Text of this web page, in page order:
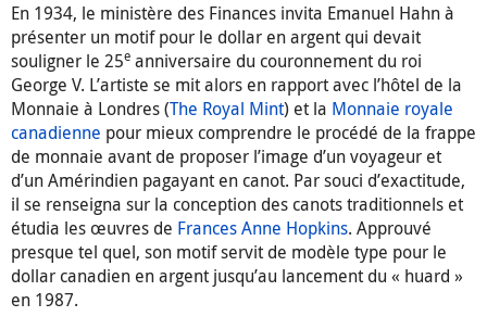
En 1934, le ministère des Finances invita Emanuel Hahn à
présenter un motif pour le dollar en argent qui devait
souligner le 25e anniversaire du couronnement du roi
George V. L’artiste se mit alors en rapport avec l’hôtel de la
Monnaie à Londres (The Royal Mint) et la Monnaie royale
canadienne pour mieux comprendre le procédé de la frappe
de monnaie avant de proposer l’image d’un voyageur et
d’un Amérindien pagayant en canot. Par souci d’exactitude,
il se renseigna sur la conception des canots traditionnels et
étudia les œuvres de Frances Anne Hopkins. Approuvé
presque tel quel, son motif servit de modèle type pour le
dollar canadien en argent jusqu’au lancement du « huard »
en 1987.